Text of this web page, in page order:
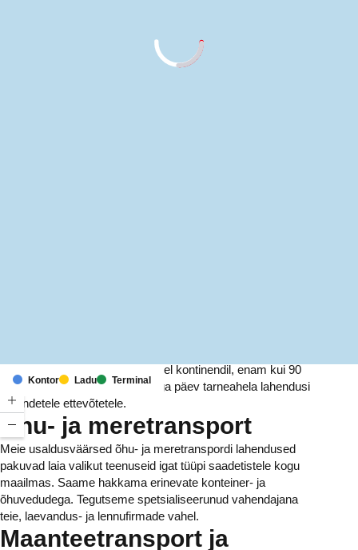
Kontor Ladu Terminal
Meil on kontorid ja rajatised kuuel kontinendil, enam kui 90
riigis. Me pakume ja haldame iga päev tarneahela lahendusi
tuhandetele ettevõtetele.
Õhu- ja meretransport
Meie usaldusväärsed õhu- ja meretranspordi lahendused
pakuvad laia valikut teenuseid igat tüüpi saadetistele kogu
maailmas. Saame hakkama erinevate konteiner- ja
õhuvedudega. Tegutseme spetsialiseerunud vahendajana
teie, laevandus- ja lennufirmade vahel.
Maanteetransport ja